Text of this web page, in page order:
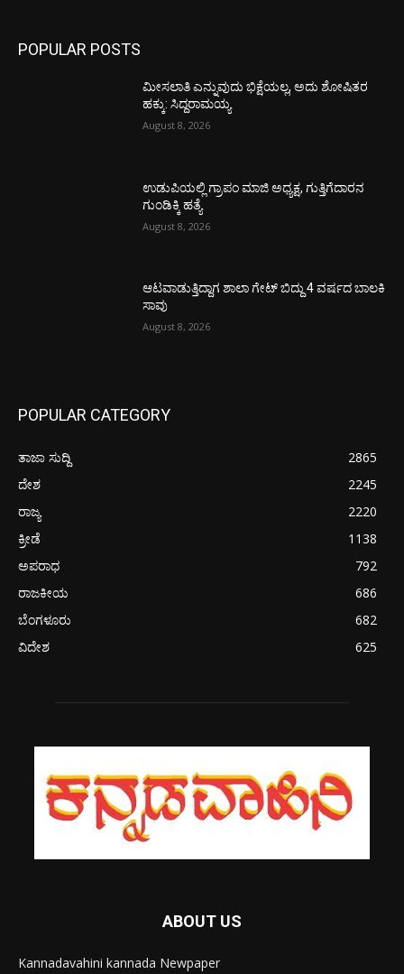
POPULAR POSTS
ಮೀಸಲಾತಿ ಎನ್ನುವುದು ಭಿಕ್ಷೆಯಲ್ಲ, ಅದು ಶೋಷಿತರ
ಹಕ್ಕು: ಸಿದ್ದರಾಮಯ್ಯ
August 8, 2026
ಉಡುಪಿಯಲ್ಲಿ ಗ್ರಾಪಂ ಮಾಜಿ ಅಧ್ಯಕ್ಷ, ಗುತ್ತಿಗೆದಾರನ
ಗುಂಡಿಕ್ಕಿ ಹತ್ಯೆ
August 8, 2026
ಆಟವಾಡುತ್ತಿದ್ದಾಗ ಶಾಲಾ ಗೇಟ್‌ ಬಿದ್ದು 4 ವರ್ಷದ ಬಾಲಕಿ
ಸಾವು
August 8, 2026
POPULAR CATEGORY
ತಾಜಾ ಸುದ್ದಿ
2865
ದೇಶ
2245
ರಾಜ್ಯ
2220
ಕ್ರೀಡೆ
1138
ಅಪರಾಧ
792
ರಾಜಕೀಯ
686
ಬೆಂಗಳೂರು
682
ವಿದೇಶ
625
ABOUT US
Kannadavahini kannada Newpaper